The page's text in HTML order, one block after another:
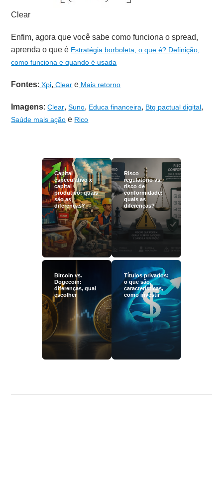
Clear
Enfim, agora que você sabe como funciona o spread,
aprenda o que é Estratégia borboleta, o que é? Definição,
como funciona e quando é usada
Fontes: Xpi, Clear e Mais retorno
Imagens:Clear,Suno, Educa financeira, Btg pactual digital,
Saúde mais ação e Rico
Capital
especulativo x
capital
produtivo: quais
são as
diferenças?
Risco
regulatório vs.
risco de
conformidade:
quais as
diferenças?
Bitcoin vs.
Dogecoin:
diferenças, qual
escolher
Títulos privados:
o que são,
características,
como investir